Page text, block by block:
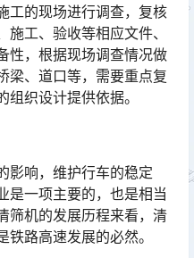
工的现场进行调查，复核
工、验收等相应文件、
性，根据现场调查情况做
梁、道口等，需要重点复
织设计提供依据。󠅅󠅃󠄵󠅂󠄪󠇖󠆨󠆨󠇕󠆞󠆒󠅬󠇘󠆭󠆘󠇙󠆝󠅵󠇗󠆭󠆁󠄐󠇗󠅹󠅸󠇖󠆍󠅳󠇖󠅹󠅰󠇖󠆌󠅹
影响，维护行车的稳定
是一项主要的，也是相当
筛机的发展历程来看，清
路高速发展的必然。󠅅󠅃󠄵󠅂󠄪󠇖󠆨󠆨󠇕󠆞󠆒󠅬󠇘󠆭󠆘󠇙󠆝󠅵󠇗󠆭󠆁󠄐󠇗󠅹󠅸󠇖󠆍󠅳󠇖󠅹󠅰󠇖󠆌󠅹